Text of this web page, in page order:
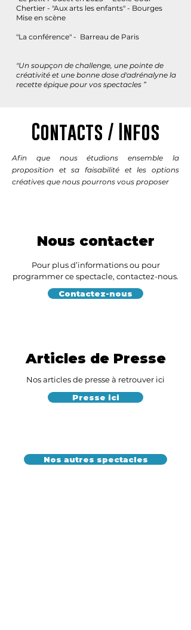
Chertier - "Aux arts les enfants" - Bourges
Mise en scène
"La conférence" - Barreau de Paris
"Un soupçon de challenge, une pointe de
créativité et une bonne dose d'adrénalyne la
recette épique pour vos spectacles ”
Contacts / Infos
Afin que nous étudions ensemble la
proposition et sa faisabilité et les options
créatives que nous pourrons vous proposer
Nous contacter
Pour plus d’informations ou pour
programmer ce spectacle, contactez-nous.
Contactez-nous
Articles de Presse
Nos articles de presse à retrouver ici
Presse ici
Nos autres spectacles